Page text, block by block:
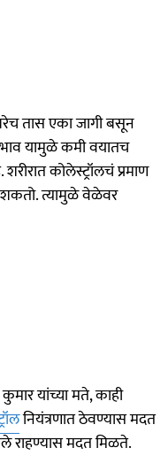
तास एका जागी बसून
यामुळे कमी वयातच
कोलेस्ट्रॉलचं प्रमाण
शकतो. त्यामुळे वेळेवर
यांच्या मते, काही
नियंत्रणात ठेवण्यास मदत
राहण्यास मदत मिळते.